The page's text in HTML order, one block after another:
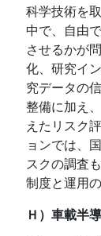
科学技術を
中で、自由
させるかが
化、研究イ
究データの
整備に加え
えたリスク
ョンでは、
スクの調査
制度と運用
Ｈ）車載半